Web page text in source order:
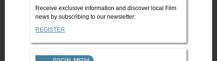
Receive exclusive information and discover local Film
news by subscribing to our newsletter:
REGISTER